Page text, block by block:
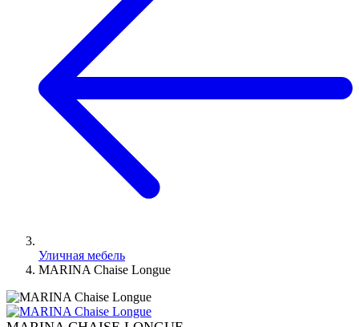
Уличная мебель
MARINA Chaise Longue